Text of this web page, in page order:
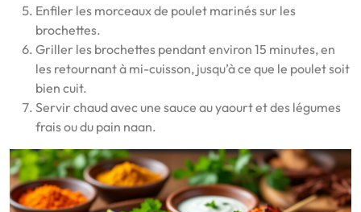
Enfiler les morceaux de poulet marinés sur les
brochettes.
Griller les brochettes pendant environ 15 minutes, en
les retournant à mi-cuisson, jusqu’à ce que le poulet soit
bien cuit.
Servir chaud avec une sauce au yaourt et des légumes
frais ou du pain naan.